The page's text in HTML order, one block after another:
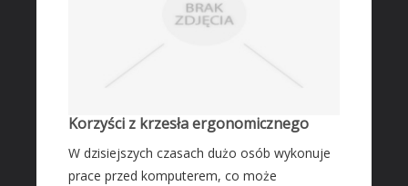
Korzyści z krzesła ergonomicznego
W dzisiejszych czasach dużo osób wykonuje
prace przed komputerem, co może